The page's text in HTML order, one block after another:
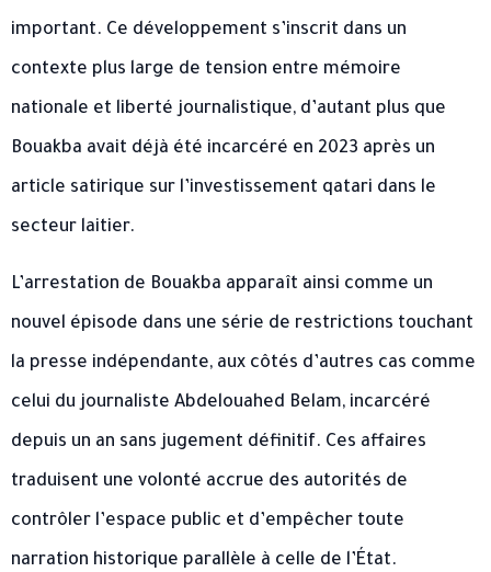
important. Ce développement s’inscrit dans un
contexte plus large de tension entre mémoire
nationale et liberté journalistique, d’autant plus que
Bouakba avait déjà été incarcéré en 2023 après un
article satirique sur l’investissement qatari dans le
secteur laitier.
L’arrestation de Bouakba apparaît ainsi comme un
nouvel épisode dans une série de restrictions touchant
la presse indépendante, aux côtés d’autres cas comme
celui du journaliste Abdelouahed Belam, incarcéré
depuis un an sans jugement définitif. Ces affaires
traduisent une volonté accrue des autorités de
contrôler l’espace public et d’empêcher toute
narration historique parallèle à celle de l’État.